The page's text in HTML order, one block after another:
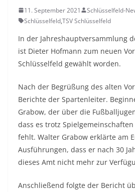
11. September 2021
Schlüsselfeld-
Schlüsselfeld,TSV Schlüsselfeld
In der Jahreshauptversammlung
ist Dieter Hofmann zum neuen
Schlüsselfeld gewählt worden.
Nach der Begrüßung des alten
Berichte der Spartenleiter.
Grabow, der über die
dass es trotz
fehlt. Walter Grabow erklärte am
Ausführungen, dass er nach 30
dieses Amt nicht mehr zur
Anschließend folgte der Bericht